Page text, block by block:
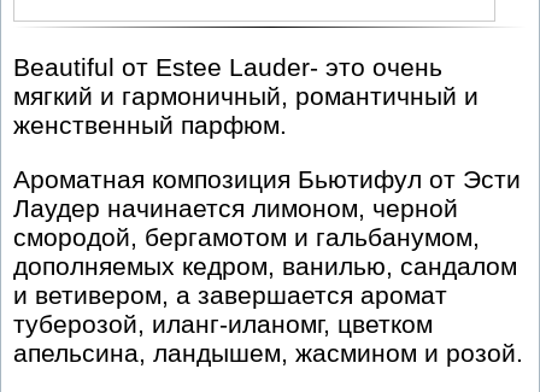
Beautiful от Estee Lauder- это очень
мягкий и гармоничный, романтичный и
женственный парфюм.
Ароматная композиция Бьютифул от Эсти
Лаудер начинается лимоном, черной
смородой, бергамотом и гальбанумом,
дополняемых кедром, ванилью, сандалом
и ветивером, а завершается аромат
туберозой, иланг-иланомг, цветком
апельсина, ландышем, жасмином и розой.